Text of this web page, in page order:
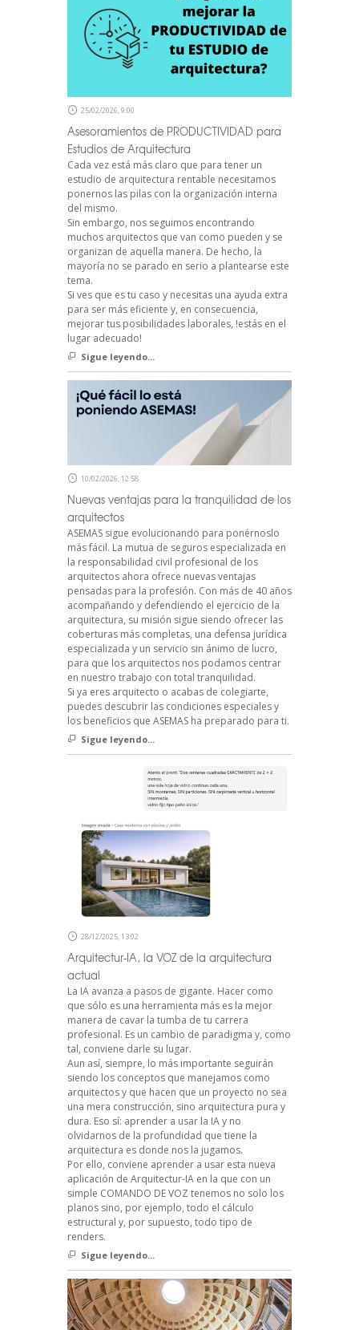
25/02/2026, 9:00
Asesoramientos de PRODUCTIVIDAD para
Estudios de Arquitectura
Cada vez está más claro que para tener un
estudio de arquitectura rentable necesitamos
ponernos las pilas con la organización interna
del mismo.
Sin embargo, nos seguimos encontrando
muchos arquitectos que van como pueden y se
organizan de aquella manera. De hecho, la
mayoría no se parado en serio a plantearse este
tema.
Si ves que es tu caso y necesitas una ayuda extra
para ser más eficiente y, en consecuencia,
mejorar tus posibilidades laborales, !estás en el
lugar adecuado!
Sigue leyendo...
10/02/2026, 12:58
Nuevas ventajas para la tranquilidad de los
arquitectos
ASEMAS sigue evolucionando para ponérnoslo
más fácil. La mutua de seguros especializada en
la responsabilidad civil profesional de los
arquitectos ahora ofrece nuevas ventajas
pensadas para la profesión. Con más de 40 años
acompañando y defendiendo el ejercicio de la
arquitectura, su misión sigue siendo ofrecer las
coberturas más completas, una defensa jurídica
especializada y un servicio sin ánimo de lucro,
para que los arquitectos nos podamos centrar
en nuestro trabajo con total tranquilidad.
Si ya eres arquitecto o acabas de colegiarte,
puedes descubrir las condiciones especiales y
los beneficios que ASEMAS ha preparado para ti.
Sigue leyendo...
28/12/2025, 13:02
Arquitectur-IA, la VOZ de la arquitectura
actual
La IA avanza a pasos de gigante. Hacer como
que sólo es una herramienta más es la mejor
manera de cavar la tumba de tu carrera
profesional. Es un cambio de paradigma y, como
tal, conviene darle su lugar.
Aun así, siempre, lo más importante seguirán
siendo los conceptos que manejamos como
arquitectos y que hacen que un proyecto no sea
una mera construcción, sino arquitectura pura y
dura. Eso sí: aprender a usar la IA y no
olvidarnos de la profundidad que tiene la
arquitectura es donde nos la jugamos.
Por ello, conviene aprender a usar esta nueva
aplicación de Arquitectur-IA en la que con un
simple COMANDO DE VOZ tenemos no solo los
planos sino, por ejemplo, todo el cálculo
estructural y, por supuesto, todo tipo de
renders.
Sigue leyendo...